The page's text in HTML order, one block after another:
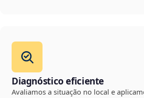
Diagnóstico eficiente
Avaliamos a situação no local e